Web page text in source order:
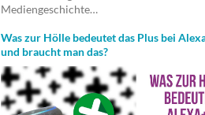
Mediengeschichte…
Was zur Hölle bedeutet das Plus bei
und braucht man das?